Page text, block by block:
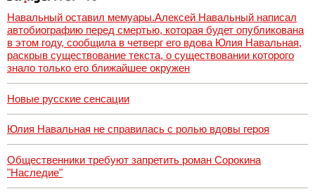
Навальный оставил мемуары.Алексей Навальный написал
автобиографию перед смертью, которая будет опубликована
в этом году, сообщила в четверг его вдова Юлия Навальная,
раскрыв существование текста, о существовании которого
знало только его ближайшее окружен
Новые русские сенсации
Юлия Навальная не справилась с ролью вдовы героя
Общественники требуют запретить роман Сорокина
"Наследие"